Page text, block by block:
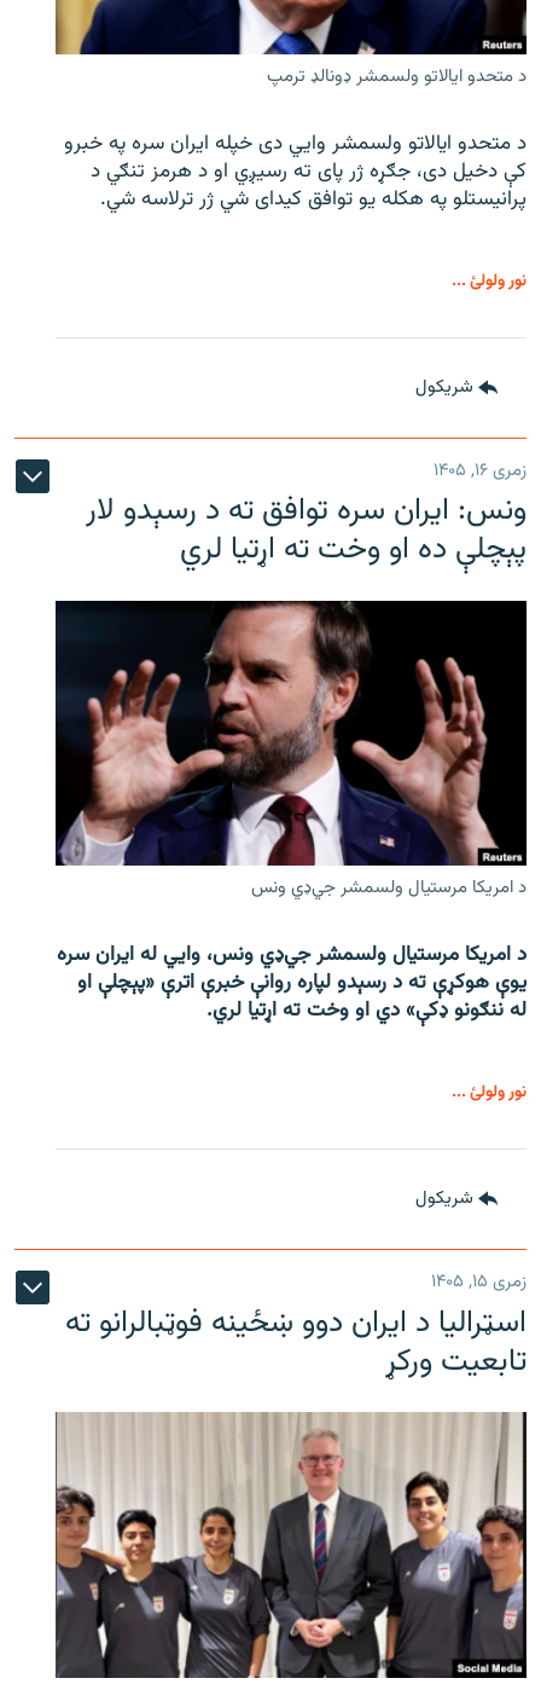
د متحدو ایالاتو ولسمشر ډونالډ ترمپ
د متحدو ایالاتو ولسمشر وايي دی خپله ایران سره په خبرو
کې دخیل دی، جګړه ژر پای ته رسیږي او د هرمز تنګي د
پرانیستلو په هکله یو توافق کیدای شي ژر ترلاسه شي.
نور ولولئ ...
شريکول
زمری ۱۶, ۱۴۰۵
ونس: ایران سره توافق ته د رسېدو لار
پېچلې ده او وخت ته اړتیا لري
د امریکا مرستیال ولسمشر جي‌ډي ونس
د امریکا مرستیال ولسمشر جي‌ډي ونس، وايي له ایران سره
یوې هوکړې ته د رسېدو لپاره روانې خبرې اترې «پېچلې او
له ننګونو ډکې» دي او وخت ته اړتیا لري.
نور ولولئ ...
شريکول
زمری ۱۵, ۱۴۰۵
اسټرالیا د ایران دوو ښځینه فوټبالرانو ته
تابعیت ورکړ